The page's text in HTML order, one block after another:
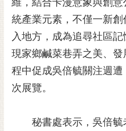
箱
English
日
本
語
隱
統產業元素，不僅一新
入地方，成為追尋社區
現家鄉鹹菜巷弄之美、
程中促成吳倍毓關注週
次展覽。
秘書處表示，吳倍毓